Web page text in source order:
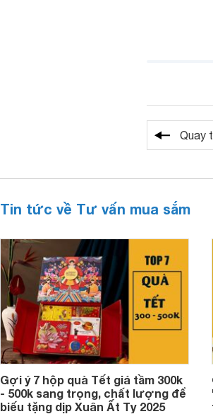
Quay
Tin tức về Tư vấn mua sắm
Gợi ý 7 hộp quà Tết giá tầm 300k
- 500k sang trọng, chất lượng để
biếu tặng dịp Xuân Ất Tỵ 2025